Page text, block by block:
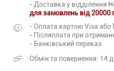
- Доставка у відділення
для замовлень від 20000
- Оплата картою Visa або
- Післяплата при
- Банківський переказ
Обмін та повернення: 14